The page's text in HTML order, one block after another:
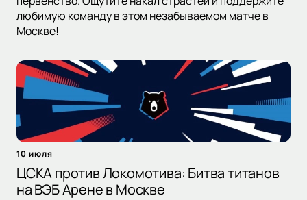
любимую команду в этом незабываемом матче в
Москве!
10 июля
ЦСКА против Локомотива: Битва титанов
на ВЭБ Арене в Москве